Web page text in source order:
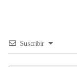
Suscribir